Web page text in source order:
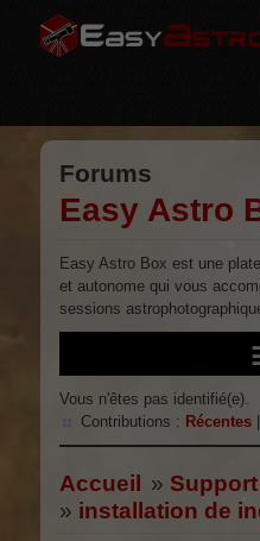
Forums
Captures d'écrans
Installation
Tutoriaux
Galerie
Outils
Donation
À propos
Forums
Easy Astro
Easy Astro Box est une
et autonome qui vous
sessions
Vous n'êtes pas identifié(e).
Contributions : Récentes
Accueil » Support
» installation de